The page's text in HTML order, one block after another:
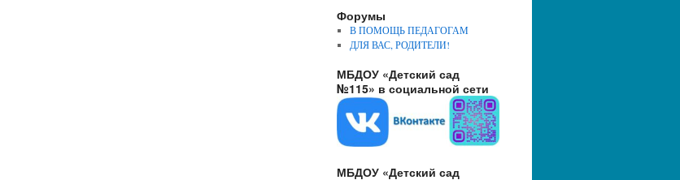
Форумы
В ПОМОЩЬ ПЕДАГОГАМ
ДЛЯ ВАС, РОДИТЕЛИ!
МБДОУ «Детский сад
№115» в социальной сети
МБДОУ «Детский сад